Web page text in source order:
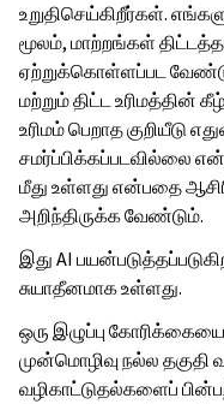
உறுதிசெய்கிறீர்கள்.
மூலம், மாற்றங்கள்
ஏற்றுக்கொள்ளப்பட
மற்றும் திட்ட உரிமத்தின்
உரிமம் பெறாத குறியீடு
சமர்ப்பிக்கப்படவில்லை
மீது உள்ளது என்பதை
அறிந்திருக்க வேண்டும்.
இது AI
சுயாதீனமாக உள்ளது.
ஒரு இழுப்பு
முன்மொழிவு நல்ல
வழிகாட்டுதல்களைப்